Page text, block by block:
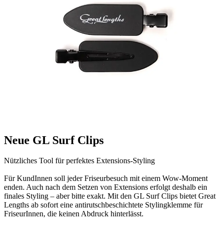
Neue GL Surf Clips
Nützliches Tool für perfektes Extensions-Styling
Für KundInnen soll jeder Friseurbesuch mit einem Wow-Moment
enden. Auch nach dem Setzen von Extensions erfolgt deshalb ein
finales Styling – aber bitte exakt. Mit den GL Surf Clips bietet Great
Lengths ab sofort eine antirutschbeschichtete Stylingklemme für
FriseurInnen, die keinen Abdruck hinterlässt.